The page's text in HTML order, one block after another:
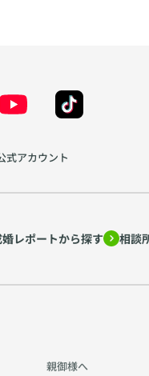
アカウント
レポートから探す 相談
親御様へ